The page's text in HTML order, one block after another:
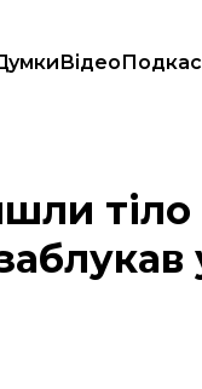
Відео
заблукав у